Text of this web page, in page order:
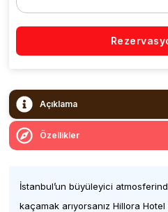
Açıklama
Özellikler
İstanbul’un büyüleyici
kaçamak arıyorsanız Hillora